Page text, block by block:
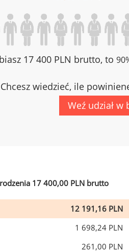
17 400 PLN brutto, to
Chcesz wiedzieć, ile
Weź udział
17 400,00 PLN brutto
12 191,16 PLN
1 698,24 PLN
261,00 PLN